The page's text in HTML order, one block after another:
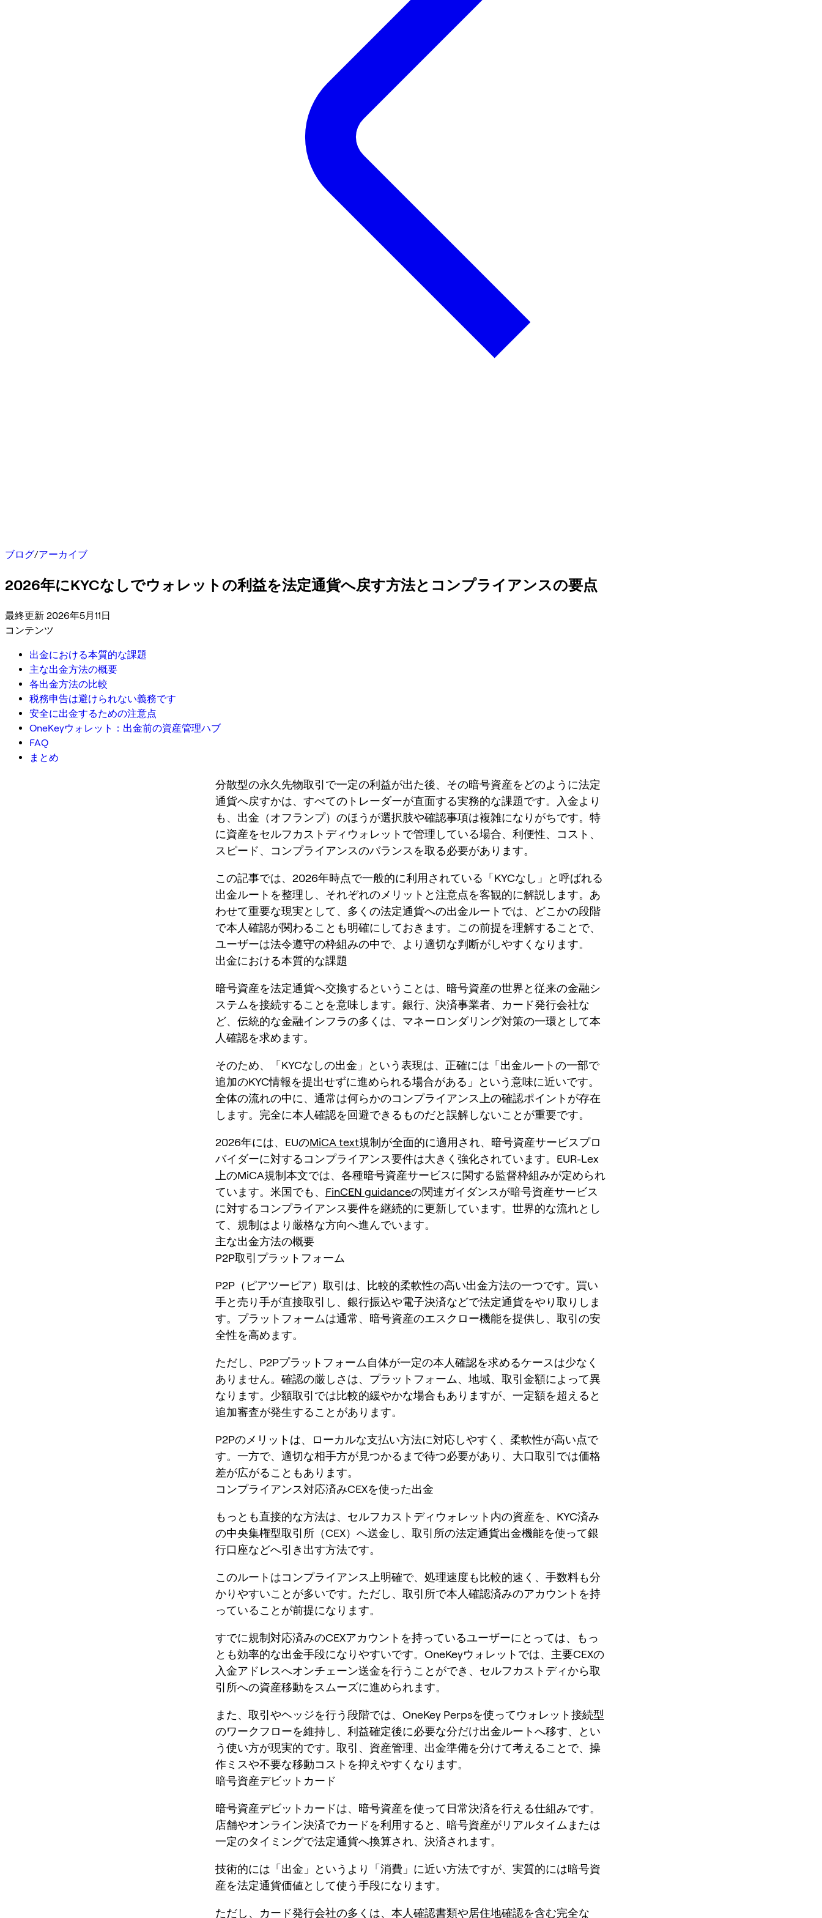
ブログ/アーカイブ
2026年にKYCなしでウォレットの利益を法定通貨へ戻す方法とコンプライアンスの要点
最終更新 2026年5月11日
コンテンツ
出金における本質的な課題
主な出金方法の概要
各出金方法の比較
税務申告は避けられない義務です
安全に出金するための注意点
OneKeyウォレット：出金前の資産管理ハブ
FAQ
まとめ
分散型の永久先物取引で一定の利益が出た後、その暗号資産をどのように法定
通貨へ戻すかは、すべてのトレーダーが直面する実務的な課題です。入金より
も、出金（オフランプ）のほうが選択肢や確認事項は複雑になりがちです。特
に資産をセルフカストディウォレットで管理している場合、利便性、コスト、
スピード、コンプライアンスのバランスを取る必要があります。
この記事では、2026年時点で一般的に利用されている「KYCなし」と呼ばれる
出金ルートを整理し、それぞれのメリットと注意点を客観的に解説します。あ
わせて重要な現実として、多くの法定通貨への出金ルートでは、どこかの段階
で本人確認が関わることも明確にしておきます。この前提を理解することで、
ユーザーは法令遵守の枠組みの中で、より適切な判断がしやすくなります。
出金における本質的な課題
暗号資産を法定通貨へ交換するということは、暗号資産の世界と従来の金融シ
ステムを接続することを意味します。銀行、決済事業者、カード発行会社な
ど、伝統的な金融インフラの多くは、マネーロンダリング対策の一環として本
人確認を求めます。
そのため、「KYCなしの出金」という表現は、正確には「出金ルートの一部で
追加のKYC情報を提出せずに進められる場合がある」という意味に近いです。
全体の流れの中に、通常は何らかのコンプライアンス上の確認ポイントが存在
します。完全に本人確認を回避できるものだと誤解しないことが重要です。
2026年には、EUのMiCA text規制が全面的に適用され、暗号資産サービスプロ
バイダーに対するコンプライアンス要件は大きく強化されています。EUR-Lex
上のMiCA規制本文では、各種暗号資産サービスに関する監督枠組みが定められ
ています。米国でも、 FinCEN guidanceの関連ガイダンスが暗号資産サービス
に対するコンプライアンス要件を継続的に更新しています。世界的な流れとし
て、規制はより厳格な方向へ進んでいます。
主な出金方法の概要
P2P取引プラットフォーム
P2P（ピアツーピア）取引は、比較的柔軟性の高い出金方法の一つです。買い
手と売り手が直接取引し、銀行振込や電子決済などで法定通貨をやり取りしま
す。プラットフォームは通常、暗号資産のエスクロー機能を提供し、取引の安
全性を高めます。
ただし、P2Pプラットフォーム自体が一定の本人確認を求めるケースは少なく
ありません。確認の厳しさは、プラットフォーム、地域、取引金額によって異
なります。少額取引では比較的緩やかな場合もありますが、一定額を超えると
追加審査が発生することがあります。
P2Pのメリットは、ローカルな支払い方法に対応しやすく、柔軟性が高い点で
す。一方で、適切な相手方が見つかるまで待つ必要があり、大口取引では価格
差が広がることもあります。
コンプライアンス対応済みCEXを使った出金
もっとも直接的な方法は、セルフカストディウォレット内の資産を、KYC済み
の中央集権型取引所（CEX）へ送金し、取引所の法定通貨出金機能を使って銀
行口座などへ引き出す方法です。
このルートはコンプライアンス上明確で、処理速度も比較的速く、手数料も分
かりやすいことが多いです。ただし、取引所で本人確認済みのアカウントを持
っていることが前提になります。
すでに規制対応済みのCEXアカウントを持っているユーザーにとっては、もっ
とも効率的な出金手段になりやすいです。OneKeyウォレットでは、主要CEXの
入金アドレスへオンチェーン送金を行うことができ、セルフカストディから取
引所への資産移動をスムーズに進められます。
また、取引やヘッジを行う段階では、OneKey Perpsを使ってウォレット接続型
のワークフローを維持し、利益確定後に必要な分だけ出金ルートへ移す、とい
う使い方が現実的です。取引、資産管理、出金準備を分けて考えることで、操
作ミスや不要な移動コストを抑えやすくなります。
暗号資産デビットカード
暗号資産デビットカードは、暗号資産を使って日常決済を行える仕組みです。
店舗やオンライン決済でカードを利用すると、暗号資産がリアルタイムまたは
一定のタイミングで法定通貨へ換算され、決済されます。
技術的には「出金」というより「消費」に近い方法ですが、実質的には暗号資
産を法定通貨価値として使う手段になります。
ただし、カード発行会社の多くは、本人確認書類や居住地確認を含む完全な